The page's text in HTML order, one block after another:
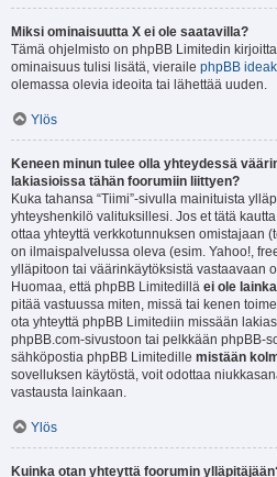
Miksi ominaisuutta X ei ole saatavilla?
Tämä ohjelmisto on phpBB Limitedin
ominaisuus tulisi lisätä, vieraile phpBB
olemassa olevia ideoita tai lähettää uuden.
Ylös
Keneen minun tulee olla yhteydessä
lakiasioissa tähän foorumiin liittyen?
Kuka tahansa “Tiimi”-sivulla mainituista
yhteyshenkilö valituksillesi. Jos et tätä
ottaa yhteyttä verkkotunnuksen omistajaan
on ilmaispalvelussa oleva (esim. Yahoo!,
ylläpitoon tai väärinkäytöksistä vastaavaan
Huomaa, että phpBB Limitedillä ei ole
pitää vastuussa miten, missä tai kenen
ota yhteyttä phpBB Limitediin missään
phpBB.com-sivustoon tai pelkkään phpBB-
sähköpostia phpBB Limitedille mistään
sovelluksen käytöstä, voit odottaa
vastausta lainkaan.
Ylös
Kuinka otan yhteyttä foorumin